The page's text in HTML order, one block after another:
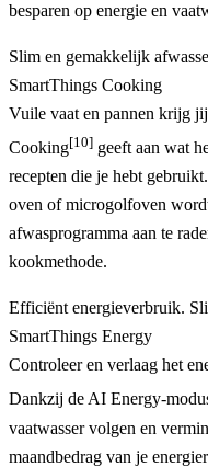
besparen op energie en
Slim en gemakkelijk
SmartThings Cooking
Vuile vaat en pannen krijg
Cooking[10] geeft aan wat
recepten die je hebt
oven of microgolfoven
afwasprogramma aan te
kookmethode.
Efficiënt energieverbruik.
SmartThings Energy
Controleer en verlaag het
Dankzij de AI Energy-
vaatwasser volgen en
maandbedrag van je